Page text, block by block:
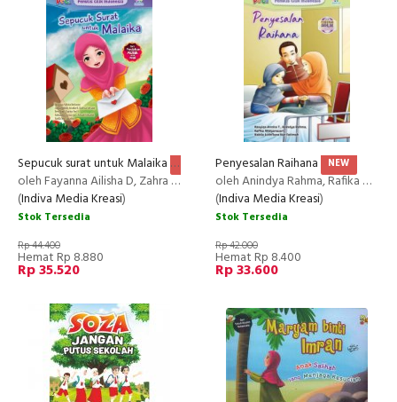
Sepucuk surat untuk Malaika NEW
oleh Fayanna Ailisha D, Zahra Roidah A.H, dkk
(Indiva Media Kreasi)
Stok Tersedia
Rp 44.400
Hemat Rp 8.880
Rp 35.520
Penyesalan Raihana NEW
oleh Anindya Rahma, Rafika Widyanasari, Rasyiqa Annisa Thohira, Nabila Luthfiana Nur Fatimah
(Indiva Media Kreasi)
Stok Tersedia
Rp 42.000
Hemat Rp 8.400
Rp 33.600